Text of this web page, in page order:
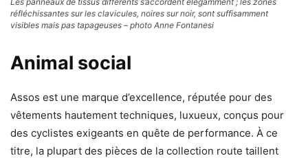
réfléchissantes sur les clavicules, noires sur noir, sont suffisamment
visibles mais pas tapageuses – photo Anne Fontanesi
Animal social
Assos est une marque d’excellence, réputée pour des
vêtements hautement techniques, luxueux, conçus pour
des cyclistes exigeants en quête de performance. À ce
titre, la plupart des pièces de la collection route taillent